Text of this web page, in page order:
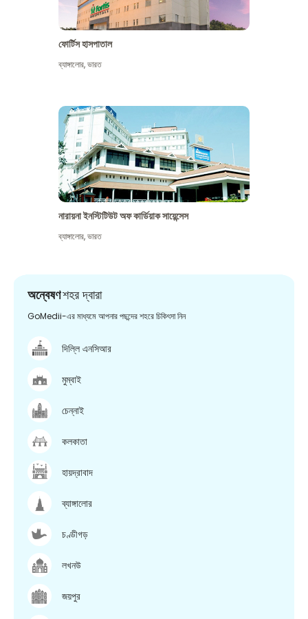
ফোর্টিস হাসপাতাল
ব্যাঙ্গালোর,ভারত
নারায়না ইনস্টিটিউট অফ কার্ডিয়াক সায়েন্সেস
ব্যাঙ্গালোর,ভারত
অন্বেষণশহর দ্বারা
GoMedii-এর মাধ্যমে আপনার পছন্দের শহরে চিকিৎসা নিন
দিল্লি এনসিআর
মুম্বাই
চেন্নাই
কলকাতা
হায়দ্রাবাদ
ব্যাঙ্গালোর
চণ্ডীগড়
লখনউ
জয়পুর